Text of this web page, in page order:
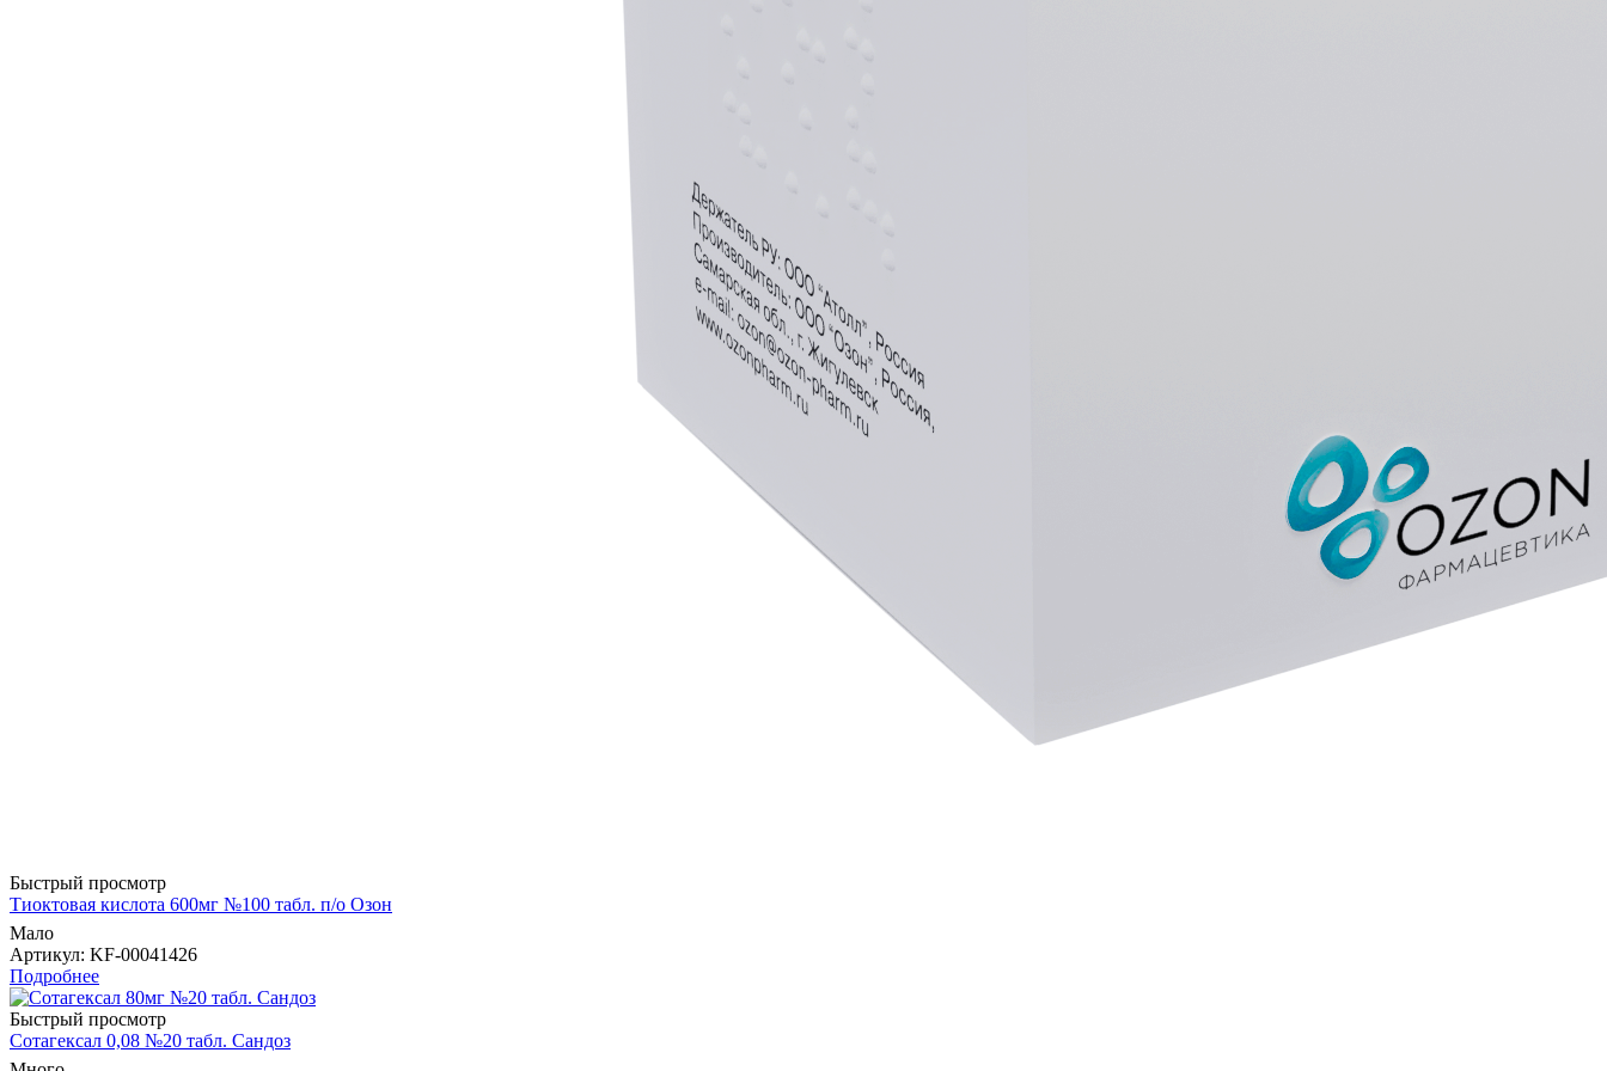
Быстрый просмотр
Тиоктовая кислота 600мг №100 табл. п/о Озон
Мало
Артикул: KF-00041426
Подробнее
Быстрый просмотр
Сотагексал 0,08 №20 табл. Сандоз